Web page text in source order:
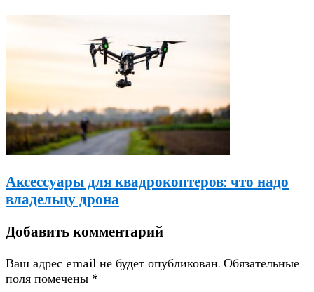
Аксессуары для квадрокоптеров: что надо
владельцу дрона
Добавить комментарий
Ваш адрес email не будет опубликован. Обязательные
поля помечены *